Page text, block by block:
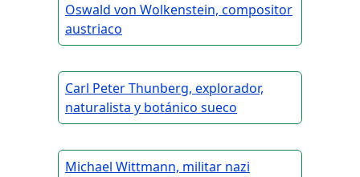
Oswald von Wolkenstein, compositor
austriaco
Carl Peter Thunberg, explorador,
naturalista y botánico sueco
Michael Wittmann, militar nazi